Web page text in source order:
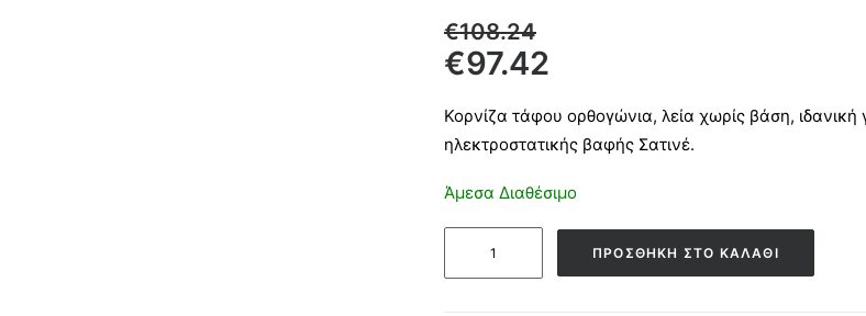
€108.24
€97.42
Κορνίζα τάφου ορθογώνια, λεία χωρίς βάση,
ηλεκτροστατικής βαφής Σατινέ.
Άμεσα Διαθέσιμο
ΠΡΟΣΘΉΚΗ ΣΤΟ ΚΑΛΆΘΙ